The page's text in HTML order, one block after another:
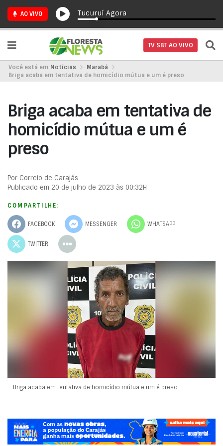
AO VIVO Tucuruí Agora
TV SBT AO VIVO
Você está em Notícias
Marabá
Briga acaba em tentativa de homicídio mútua e um é preso
Briga acaba em tentativa de
homicídio mútua e um é
preso
Por Correio de Carajás
Publicado em 20 de julho de 2023 às 00:32H
COMPARTILHE:
FACEBOOK MESSENGER WHATSAPP
TWITTER
Briga acaba em tentativa de homicídio mútua e um é preso